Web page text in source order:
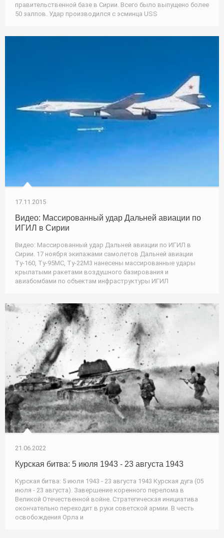
правительственной базе в Сирии. Всего было выпущено более
50 залпов. Удар производился с эсминца USS
17.11.2015
Видео: Массированный удар Дальней авиации по
ИГИЛ в Сирии
Видео: Массированный удар Дальней авиации по ИГИЛ в
Сирии. 17 ноября экипажами самолетов Дальней авиации
Ту-160, Ту-95МС, Ту-22М3 нанесены массированные удары
крылатыми ракетами воздушного базирования и
авиабомбами по объектам инфраструктуры ИГИЛ
21.06.2022
Курская битва: 5 июля 1943 - 23 августа 1943
Курская битва: 5 июля 1943 - 23 августа 1943 Курская дуга (05
июля - 23 августа). Завершение коренного перелома в
Великой Отечественной войне. Стратегическая инициатива
окончательно переходит в руки советской армии. В честь
освобождения Орла и